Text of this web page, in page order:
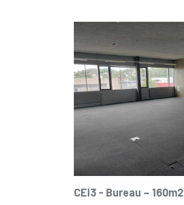
CEI3 - Bureau – 160m2